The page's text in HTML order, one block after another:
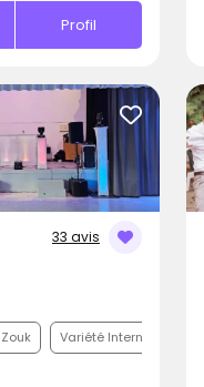
Profil
33 avis
Zouk Variété Internationale